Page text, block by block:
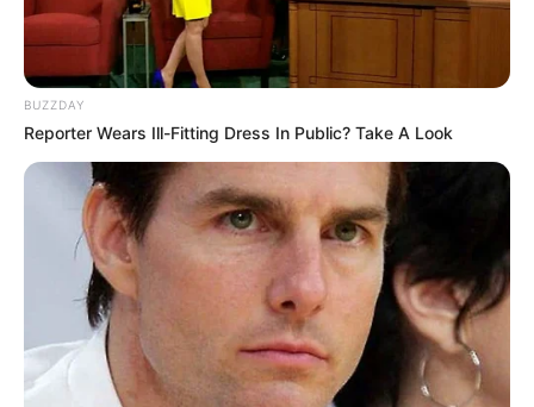
BUZZDAY
Reporter Wears Ill-Fitting Dress In Public? Take A Look